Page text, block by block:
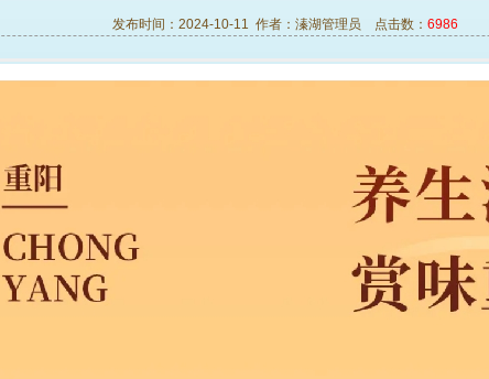
发布时间：2024-10-11 作者： 溱湖管理员 点击数： 6986